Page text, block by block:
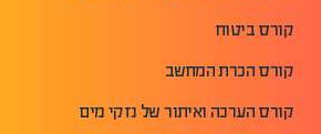
קורס ביטוח
קורס הכרת המחשב
קורס הערכה ואיתור של נזקי מים